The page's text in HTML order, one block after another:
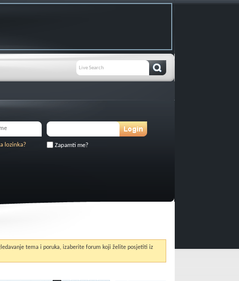
Zapamti me?
lozinka?
tema i poruka, izaberite forum koji želite posjetiti iz